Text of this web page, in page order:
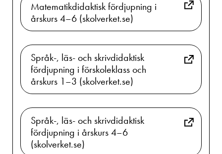
Matematikdidaktisk fördjupning i
årskurs 4–6 (skolverket.se)
Språk-, läs- och skrivdidaktisk
fördjupning i förskoleklass och
årskurs 1–3 (skolverket.se)
Språk-, läs- och skrivdidaktisk
fördjupning i årskurs 4–6
(skolverket.se)